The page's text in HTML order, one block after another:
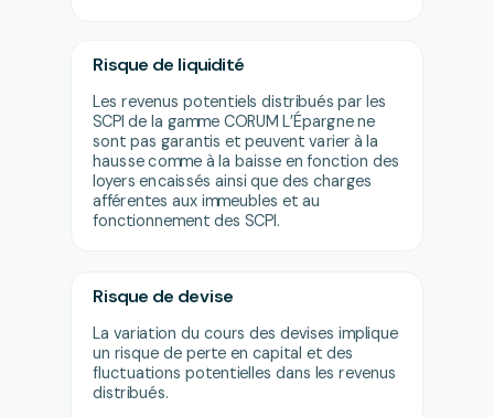
Risque de liquidité
Les revenus potentiels distribués par les
SCPI de la gamme CORUM L’Épargne ne
sont pas garantis et peuvent varier à la
hausse comme à la baisse en fonction des
loyers encaissés ainsi que des charges
afférentes aux immeubles et au
fonctionnement des SCPI.
Risque de devise
La variation du cours des devises implique
un risque de perte en capital et des
fluctuations potentielles dans les revenus
distribués.